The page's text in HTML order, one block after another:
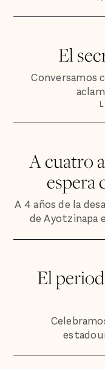
El
Conversamos
A cuatro
espera
A 4 años de la
de Ayotzinapa
El